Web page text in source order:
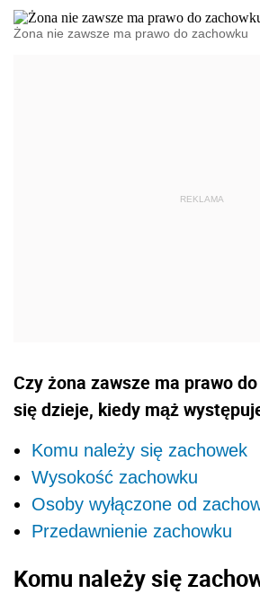
Żona nie zawsze ma prawo do zachowku
Czy żona zawsze ma prawo
się dzieje, kiedy mąż
Komu należy się zachowek
Wysokość zachowku
Osoby wyłączone od
Przedawnienie zachowku
Komu należy się